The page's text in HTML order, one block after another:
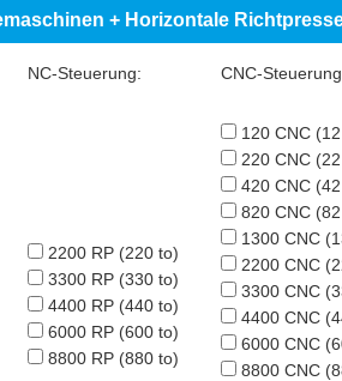
+ Horizontale
NC-Steuerung:
2200 RP (220 to)
3300 RP (330 to)
4400 RP (440 to)
6000 RP (600 to)
8800 RP (880 to)
CNC-
120 CNC
220 CNC
420 CNC
820 CNC
1300 CNC
2200 CNC
3300 CNC
4400 CNC
6000 CNC
8800 CNC